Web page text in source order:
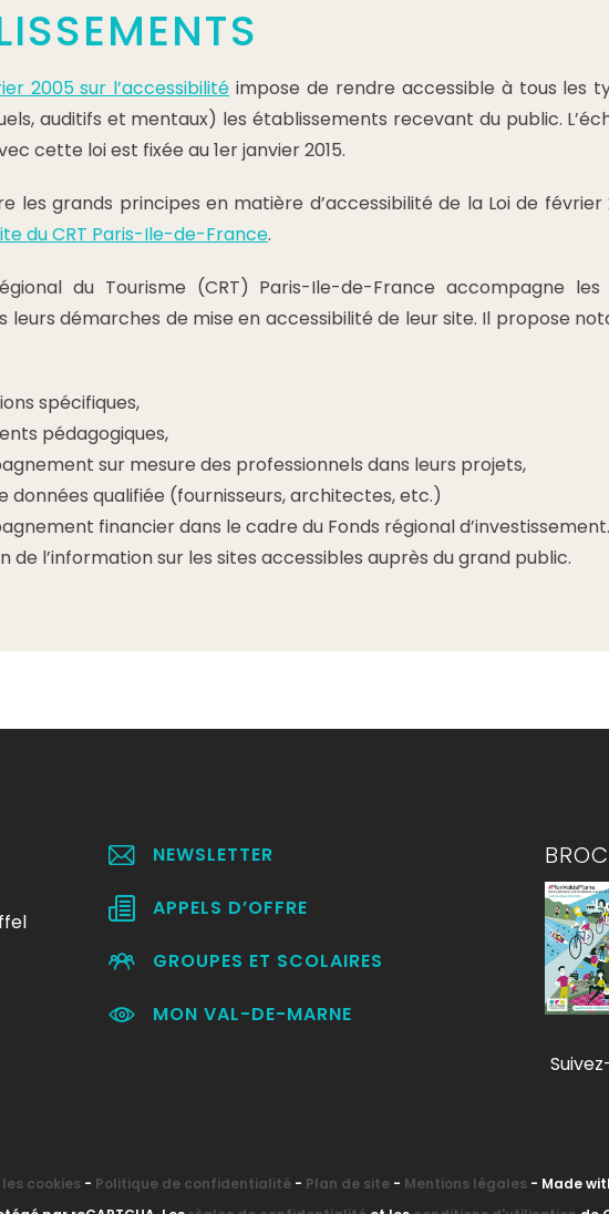
2005 sur l’accessibilité impose de rendre accessible à tous les
auditifs et mentaux) les établissements recevant du public.
cette loi est fixée au 1er janvier 2015.
les grands principes en matière d’accessibilité de la Loi de février
du CRT Paris-Ile-de-France.
du Tourisme (CRT) Paris-Ile-de-France accompagne les
leurs démarches de mise en accessibilité de leur site. Il propose
spécifiques,
pédagogiques,
sur mesure des professionnels dans leurs projets,
données qualifiée (fournisseurs, architectes, etc.)
financier dans le cadre du Fonds régional d’investissement.
de l’information sur les sites accessibles auprès du grand public.
NEWSLETTER
APPELS D’OFFRE
GROUPES ET SCOLAIRES
MON VAL-DE-MARNE
cookies- Politique de confidentialité- Plan de site- Mentions légales- Made